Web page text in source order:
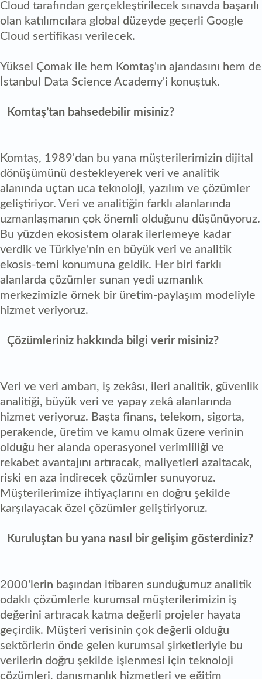
Cloud tarafından gerçekleştirilecek sınavda başarılı
olan katılımcılara global düzeyde geçerli Google
Cloud sertifikası verilecek.
Yüksel Çomak ile hem Komtaş'ın ajandasını hem de
İstanbul Data Science Academy'i konuştuk.
Komtaş’tan bahsedebilir misiniz?
Komtaş, 1989'dan bu yana müşterilerimizin dijital
dönüşümünü destekleyerek veri ve analitik
alanında uçtan uca teknoloji, yazılım ve çözümler
geliştiriyor. Veri ve analitiğin farklı alanlarında
uzmanlaşmanın çok önemli olduğunu düşünüyoruz.
Bu yüzden ekosistem olarak ilerlemeye kadar
verdik ve Türkiye'nin en büyük veri ve analitik
ekosis-temi konumuna geldik. Her biri farklı
alanlarda çözümler sunan yedi uzmanlık
merkezimizle örnek bir üretim-paylaşım modeliyle
hizmet veriyoruz.
Çözümleriniz hakkında bilgi verir misiniz?
Veri ve veri ambarı, iş zekâsı, ileri analitik, güvenlik
analitiği, büyük veri ve yapay zekâ alanlarında
hizmet veriyoruz. Başta finans, telekom, sigorta,
perakende, üretim ve kamu olmak üzere verinin
olduğu her alanda operasyonel verimliliği ve
rekabet avantajını artıracak, maliyetleri azaltacak,
riski en aza indirecek çözümler sunuyoruz.
Müşterilerimize ihtiyaçlarını en doğru şekilde
karşılayacak özel çözümler geliştiriyoruz.
Kuruluştan bu yana nasıl bir gelişim gösterdiniz?
2000'lerin başından itibaren sunduğumuz analitik
odaklı çözümlerle kurumsal müşterilerimizin iş
değerini artıracak katma değerli projeler hayata
geçirdik. Müşteri verisinin çok değerli olduğu
sektörlerin önde gelen kurumsal şirketleriyle bu
verilerin doğru şekilde işlenmesi için teknoloji
çözümleri, danışmanlık hizmetleri ve eğitim